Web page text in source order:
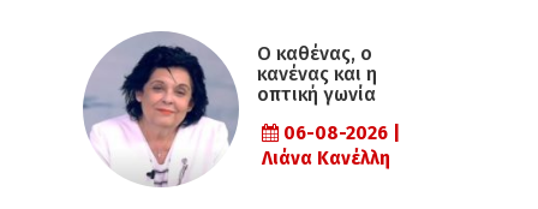
Ο καθένας, ο
κανένας και η
οπτική γωνία
06-08-2026 |
Λιάνα Κανέλλη